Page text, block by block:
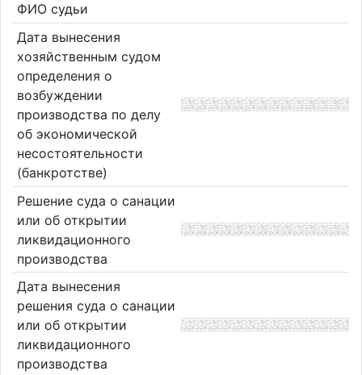
ФИО судьи
Дата вынесения
хозяйственным судом
определения о
возбуждении
производства по делу
об экономической
несостоятельности
(банкротстве)
Решение суда о санации
или об открытии
ликвидационного
производства
Дата вынесения
решения суда о санации
или об открытии
ликвидационного
производства